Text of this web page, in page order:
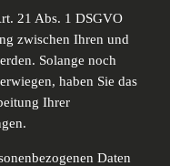
21 Abs. 1 DSGVO
zwischen Ihren und
Solange noch
haben Sie das
Ihrer
Daten